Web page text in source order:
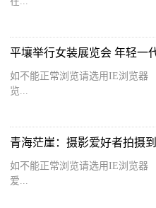
平壤举行女装展览会 年轻一
如不能正常浏览请选用IE浏览
览...
青海茫崖：摄影爱好者拍摄
如不能正常浏览请选用IE浏览
爱...